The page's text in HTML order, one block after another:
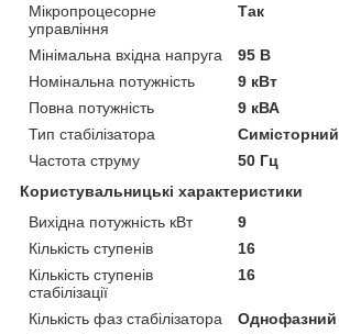
Мікропроцесорне
управління
Так
Мінімальна вхідна напруга
95 В
Номінальна потужність
9 кВт
Повна потужність
9 кВА
Тип стабілізатора
Симісторний
Частота струму
50 Гц
Користувальницькі характеристики
Вихідна потужність кВт
9
Кількість ступенів
16
Кількість ступенів
стабілізації
16
Кількість фаз стабілізатора
Однофазний